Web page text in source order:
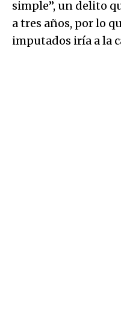
simple”, un delito
a tres años, por lo
imputados iría a la